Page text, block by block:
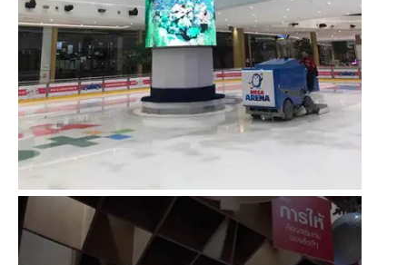
مركز أستانا للتسوق
كازاخستان丨WN4丨73.65 SQM